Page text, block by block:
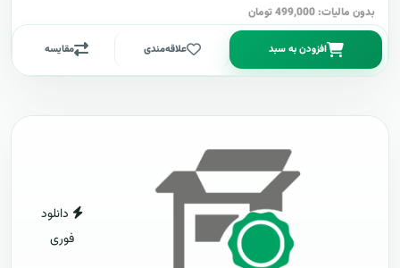
بدون مالیات: 499,000 تومان
افزودن به سبد علاقه‌مندی مقایسه
دانلود
فوری